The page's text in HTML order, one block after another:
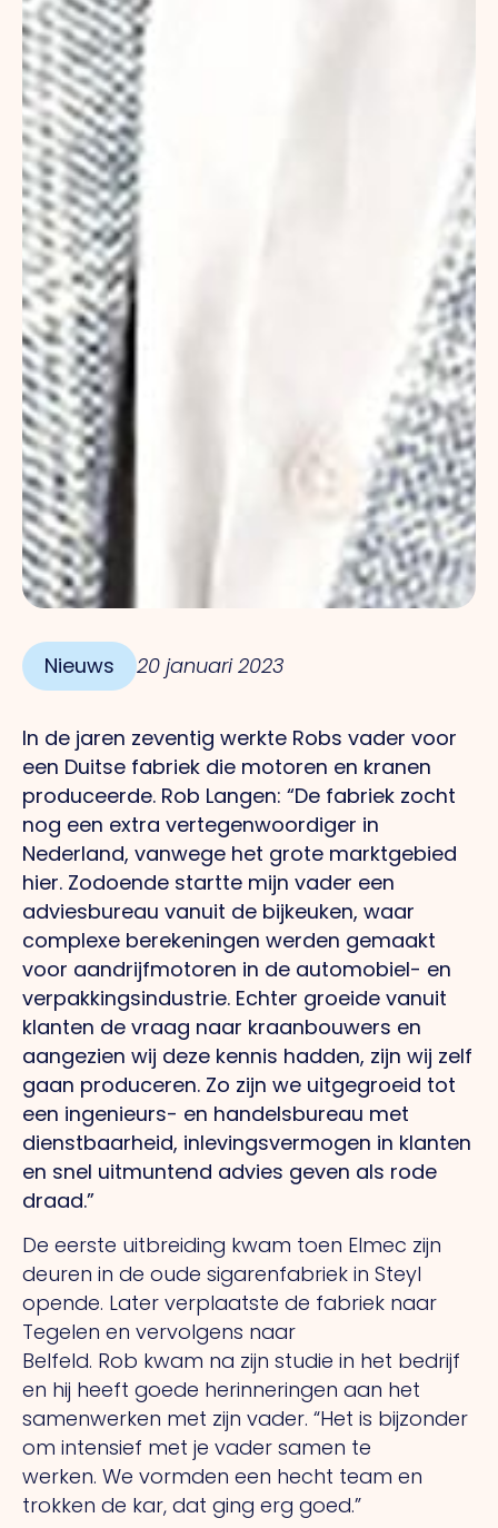
Nieuws 20 januari 2023
In de jaren zeventig werkte Robs vader voor
een Duitse fabriek die motoren en kranen
produceerde. Rob Langen: “De fabriek zocht
nog een extra vertegenwoordiger in
Nederland, vanwege het grote marktgebied
hier. Zodoende startte mijn vader een
adviesbureau vanuit de bijkeuken, waar
complexe berekeningen werden gemaakt
voor aandrijfmotoren in de automobiel- en
verpakkingsindustrie. Echter groeide vanuit
klanten de vraag naar kraanbouwers en
aangezien wij deze kennis hadden, zijn wij zelf
gaan produceren. Zo zijn we uitgegroeid tot
een ingenieurs- en handelsbureau met
dienstbaarheid, inlevingsvermogen in klanten
en snel uitmuntend advies geven als rode
draad.”
De eerste uitbreiding kwam toen Elmec zijn
deuren in de oude sigarenfabriek in Steyl
opende. Later verplaatste de fabriek naar
Tegelen en vervolgens naar
Belfeld. Rob kwam na zijn studie in het bedrijf
en hij heeft goede herinneringen aan het
samenwerken met zijn vader. “Het is bijzonder
om intensief met je vader samen te
werken. We vormden een hecht team en
trokken de kar, dat ging erg goed.”